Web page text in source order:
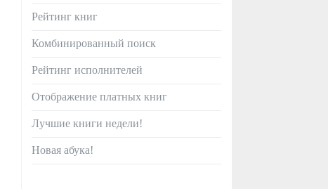
Рейтинг книг
Комбинированный поиск
Рейтинг исполнителей
Отображение платных книг
Лучшие книги недели!
Новая абука!